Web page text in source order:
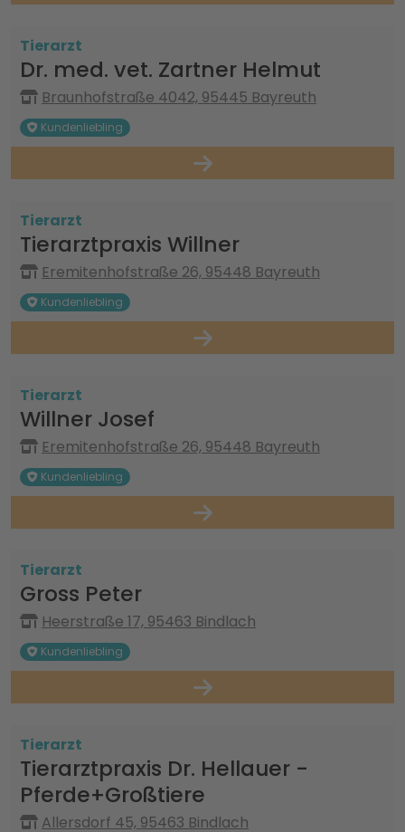
Tierarzt
Dr. med. vet. Zartner Helmut
Braunhofstraße 4042, 95445 Bayreuth
Kundenliebling
Tierarzt
Tierarztpraxis Willner
Eremitenhofstraße 26, 95448 Bayreuth
Kundenliebling
Tierarzt
Willner Josef
Eremitenhofstraße 26, 95448 Bayreuth
Kundenliebling
Tierarzt
Gross Peter
Heerstraße 17, 95463 Bindlach
Kundenliebling
Tierarzt
Tierarztpraxis Dr. Hellauer -
Pferde+Großtiere
Allersdorf 45, 95463 Bindlach